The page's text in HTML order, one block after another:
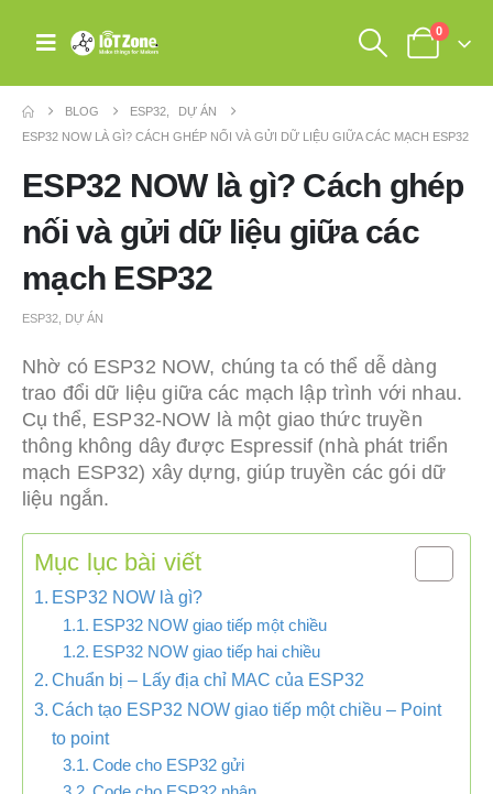
0
BLOG ESP32
DỰ ÁN
ESP32 NOW LÀ GÌ? CÁCH GHÉP NỐI VÀ GỬI DỮ LIỆU GIỮA CÁC MẠCH ESP32
ESP32 NOW là gì? Cách ghép
nối và gửi dữ liệu giữa các
mạch ESP32
ESP32 DỰ ÁN
Nhờ có ESP32 NOW, chúng ta có thể dễ dàng
trao đổi dữ liệu giữa các mạch lập trình với nhau.
Cụ thể, ESP32-NOW là một giao thức truyền
thông không dây được Espressif (nhà phát triển
mạch ESP32) xây dựng, giúp truyền các gói dữ
liệu ngắn.
Mục lục bài viết
ESP32 NOW là gì?
ESP32 NOW giao tiếp một chiều
ESP32 NOW giao tiếp hai chiều
Chuẩn bị – Lấy địa chỉ MAC của ESP32
Cách tạo ESP32 NOW giao tiếp một chiều – Point
to point
Code cho ESP32 gửi